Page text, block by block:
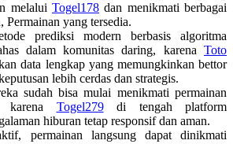
melalui Togel178 dan menikmati berbagai
Permainan yang tersedia.
prediksi modern berbasis algoritma
dalam komunitas daring, karena Toto
data lengkap yang memungkinkan bettor
lebih cerdas dan strategis.
sudah bisa mulai menikmati permainan
karena Togel279di tengah platform
hiburan tetap responsif dan aman.
permainan langsung dapat dinikmati